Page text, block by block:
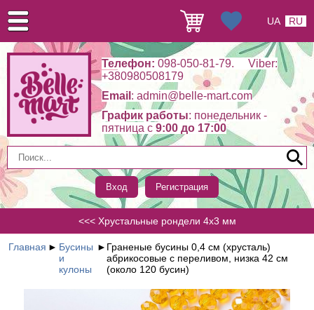
Телефон: 098-050-81-79. Viber:
+380980508179
Email : admin@belle-mart.com
График работы: понедельник -
пятница c 9:00 до 17:00
Вход Регистрация
UA RU
<<< Хрустальные рондели 4х3 мм
Главная ► Бусины
и
кулоны
► Граненые бусины 0,4 см (хрусталь)
абрикосовые с переливом, низка 42 см
(около 120 бусин)